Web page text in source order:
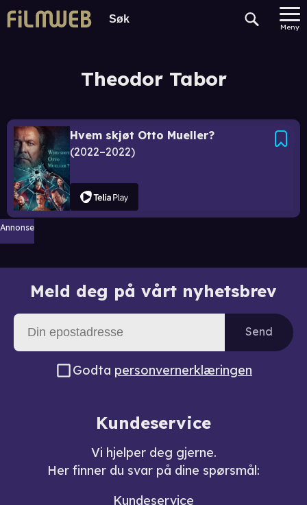
Meny
Theodor Tabor
Hvem skjøt Otto Mueller?
2022–2022
Annonse
Meld deg på vårt nyhetsbrev
Send
Godta personvernerklæringen
Kundeservice
Vi hjelper deg gjerne.
Her finner du svar på dine spørsmål:
Kundeservice